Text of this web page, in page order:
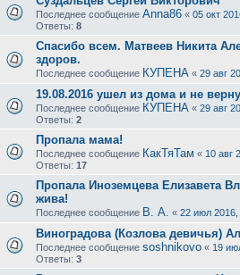
Последнее сообщение Anna86 « 05 окт
Ответы: 8
Спасибо всем. Матвеев Никита
здоров.
Последнее сообщение КУПЕНА « 29 авг
19.08.2016 ушел из дома и не
Последнее сообщение КУПЕНА « 29 авг
Ответы: 2
Пропала мама!
Последнее сообщение КакТяТам « 10 авг
Ответы: 17
Пропала Иноземцева Елизавета
жива!
Последнее сообщение В. А. « 22 июл 2016,
Виноградова (Козлова девичья)
Последнее сообщение soshnikovo « 19
Ответы: 3